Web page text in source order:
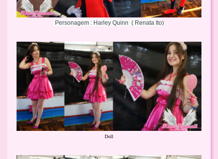
Personagem : Harley Quinn ( Renata Ito)
Doll